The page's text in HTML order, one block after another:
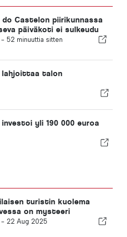
do Castelon piirikunnassa
päiväkoti ei sulkeudu
- 52 minuuttia sitten
lahjoittaa talon
yli 190 000 euroa
turistin kuolema
on mysteeri
- 22 Aug 2025